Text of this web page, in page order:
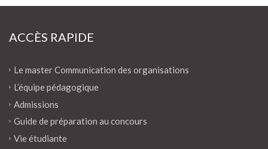
ACCÈS RAPIDE
Le master Communication des organisations
L’équipe pédagogique
Admissions
Guide de préparation au concours
Vie étudiante